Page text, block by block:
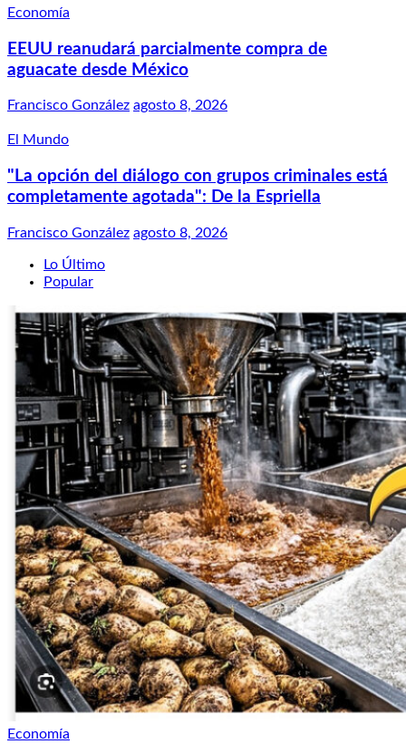
Economía
EEUU reanudará parcialmente compra de
aguacate desde México
Francisco González agosto 8, 2026
El Mundo
"La opción del diálogo con grupos criminales está
completamente agotada": De la Espriella
Francisco González agosto 8, 2026
Lo Último
Popular
Economía